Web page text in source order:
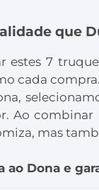
que
estes 7
cada
Ao combinar
mas
ao Dona e